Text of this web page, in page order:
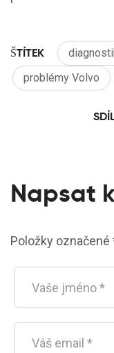
ŠTÍTEK
problémy Volvo
Napsat
Položky